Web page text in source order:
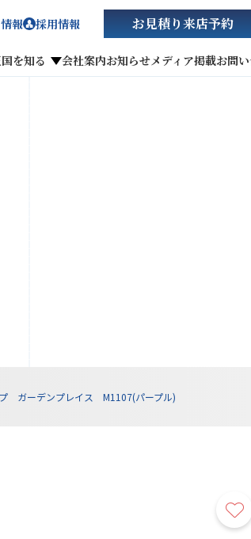
報 採用情報
を知る 会社案内お知らせメディア掲載お問
お見積り来店予約
プ ガーデンプレイス M1107(パープル)